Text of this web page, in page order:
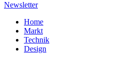
Newsletter
Home
Markt
Technik
Design